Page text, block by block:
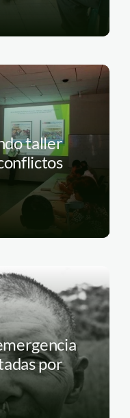
taller
por